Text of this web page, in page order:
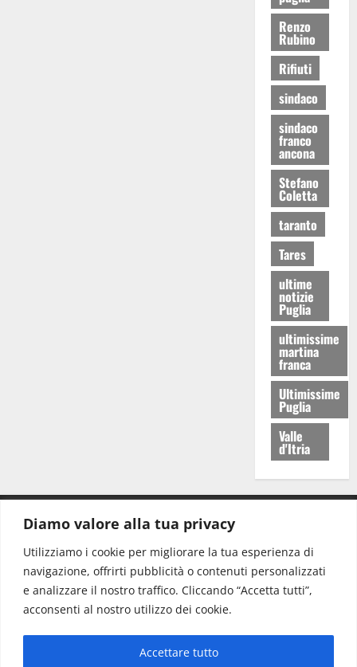
Diamo valore alla tua privacy
Utilizziamo i cookie per migliorare la tua esperienza di
navigazione, offrirti pubblicità o contenuti personalizzati
e analizzare il nostro traffico. Cliccando “Accetta tutti”,
acconsenti al nostro utilizzo dei cookie.
Accettare tutto
Renzo
Rubino
Rifiuti
sindaco
sindaco
franco
ancona
Stefano
Coletta
taranto
Tares
ultime
notizie
Puglia
ultimissime
martina
franca
Ultimissime
Puglia
Valle
d'Itria
Redazione: redazione@www.martinasera.it
Direttore:direttore@www.martinasera.it
Info & Commerciale:info@www.martinasera.it